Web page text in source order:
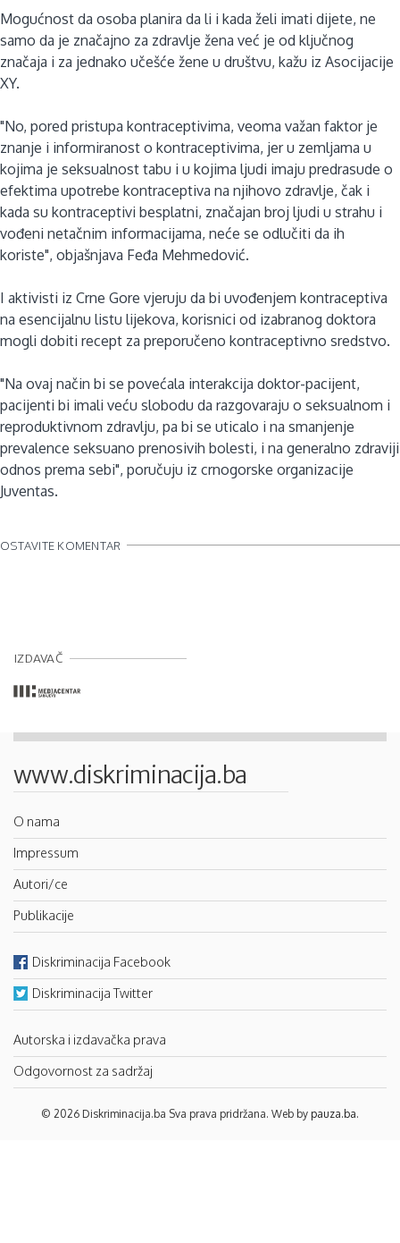
Mogućnost da osoba planira da li i kada želi imati dijete, ne
samo da je značajno za zdravlje žena već je od ključnog
značaja i za jednako učešće žene u društvu, kažu iz Asocijacije
XY.
"No, pored pristupa kontraceptivima, veoma važan faktor je
znanje i informiranost o kontraceptivima, jer u zemljama u
kojima je seksualnost tabu i u kojima ljudi imaju predrasude o
efektima upotrebe kontraceptiva na njihovo zdravlje, čak i
kada su kontraceptivi besplatni, značajan broj ljudi u strahu i
vođeni netačnim informacijama, neće se odlučiti da ih
koriste", objašnjava Feđa Mehmedović.
I aktivisti iz Crne Gore vjeruju da bi uvođenjem kontraceptiva
na esencijalnu listu lijekova, korisnici od izabranog doktora
mogli dobiti recept za preporučeno kontraceptivno sredstvo.
"Na ovaj način bi se povećala interakcija doktor-pacijent,
pacijenti bi imali veću slobodu da razgovaraju o seksualnom i
reproduktivnom zdravlju, pa bi se uticalo i na smanjenje
prevalence seksuano prenosivih bolesti, i na generalno zdraviji
odnos prema sebi", poručuju iz crnogorske organizacije
Juventas.
OSTAVITE KOMENTAR
IZDAVAČ
www.diskriminacija.ba
O nama
Impressum
Autori/ce
Publikacije
Diskriminacija Facebook
Diskriminacija Twitter
Autorska i izdavačka prava
Odgovornost za sadržaj
© 2026 Diskriminacija.ba Sva prava pridržana. Web by pauza.ba.